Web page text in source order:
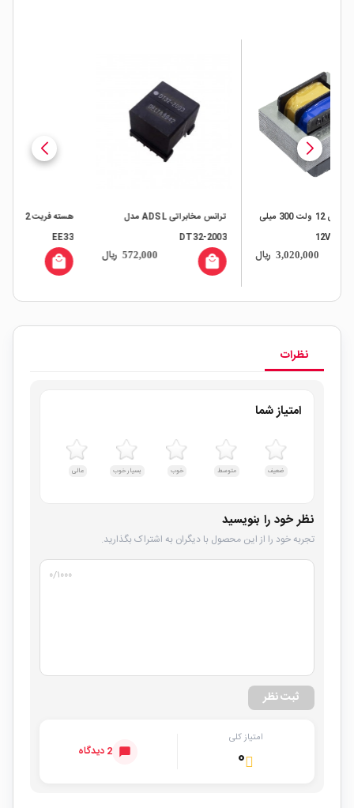
ترانس مخابراتی ADSL مدل
572,000 ریال local_mall
هسته فریت 33X14X12 مدل
436,000 ریال local_mall
نظرات
امتیاز شما
ضعیف متوسط خوب بسیار خوب عالی
نظر خود را بنویسید
تجربه خود را از این محصول با دیگران به اشتراک بگذارید.
۰/۱۰۰۰
ثبت نظر
امتیاز کلی
۰ 2 دیدگاه